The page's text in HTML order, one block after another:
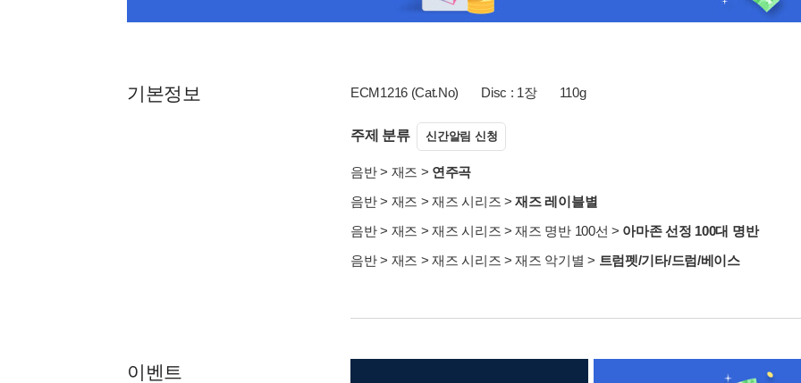
기본정보 ECM1216 (Cat.No) Disc : 1장 110g
주제 분류 신간알림 신청
음반> 재즈 > 연주곡
음반> 재즈 >재즈 시리즈 >재즈 레이블별
음반> 재즈 >재즈 시리즈 >재즈 명반 100선 > 아마존 선정 100대 명반
음반> 재즈 >재즈 시리즈 >재즈 악기별 > 트럼펫/기타/드럼/베이스
이벤트